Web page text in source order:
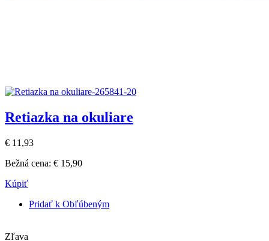
Retiazka na okuliare
€ 11,93
Bežná cena: € 15,90
Kúpiť
Pridať k Obľúbeným
Zľava